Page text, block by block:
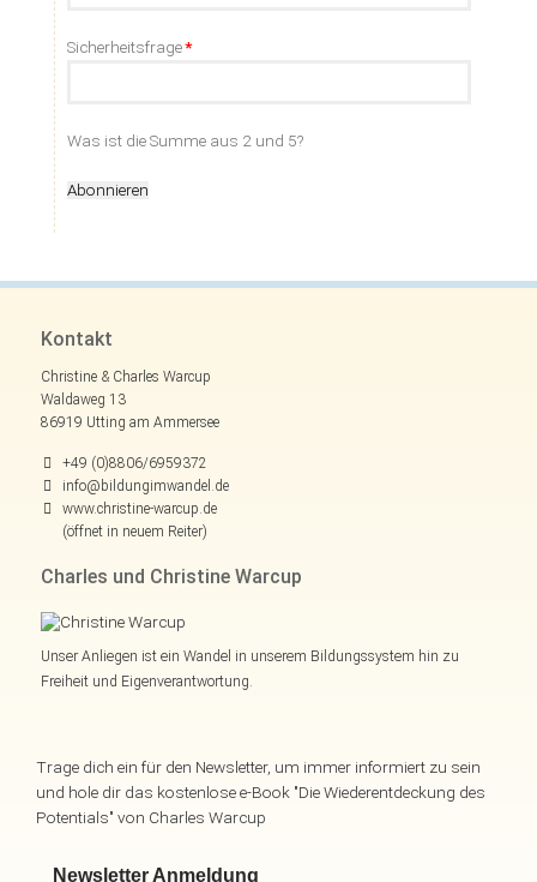
Pflichtfeld
Sicherheitsfrage*
Was ist die Summe aus 2 und 5?
Abonnieren
Kontakt
Christine & Charles Warcup
Waldaweg 13
86919 Utting am Ammersee
+49 (0)8806/6959372
info@bildungimwandel.de
www.christine-warcup.de
(öffnet in neuem Reiter)
Charles und Christine Warcup
Unser Anliegen ist ein Wandel in unserem Bildungssystem hin zu
Freiheit und Eigenverantwortung.
Trage dich ein für den Newsletter, um immer informiert zu sein
und hole dir das kostenlose e-Book "Die Wiederentdeckung des
Potentials" von Charles Warcup
Newsletter Anmeldung